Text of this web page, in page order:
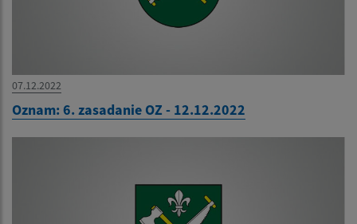
07.12.2022
Oznam: 6. zasadanie OZ - 12.12.2022